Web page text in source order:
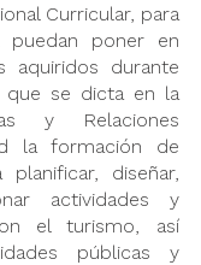
Curricular, para
poner en
aquiridos durante
que se dicta en la
y Relaciones
la formación de
diseñar,
actividades y
el turismo, así
públicas y